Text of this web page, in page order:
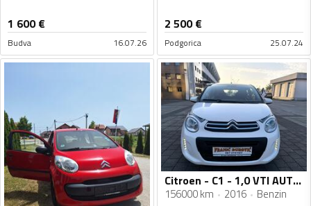
1 600€
Budva 16.07.26
2 500€
Podgorica 25.07.24
Citroen - C1 - 1,0 VTI AUTOMATIC
156000 km 2016 Benzin